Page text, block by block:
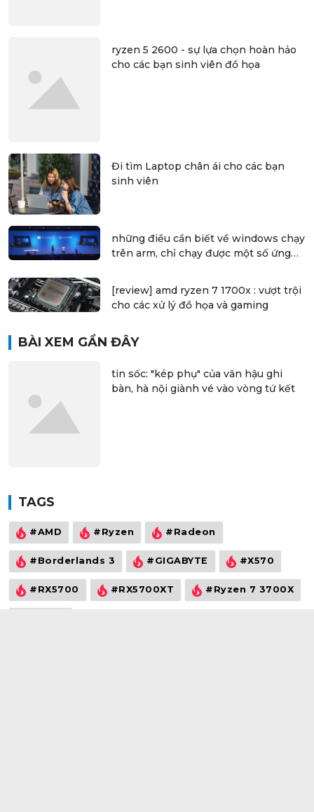
ryzen 5 2600 - sự lựa chọn hoàn hảo
cho các bạn sinh viên đồ họa
Đi tìm Laptop chân ái cho các bạn
sinh viên
những điều cần biết về windows chạy
trên arm, chỉ chạy được một số ứng
[review] amd ryzen 7 1700x : vượt trội
cho các xử lý đồ họa và gaming
BÀI XEM GẦN ĐÂY
tin sốc: "kép phụ" của văn hậu ghi
bàn, hà nội giành vé vào vòng tứ kết
TAGS
#AMD #Ryzen #Radeon
#Borderlands 3 #GIGABYTE #X570
#RX5700 #RX5700XT #Ryzen 7 3700X